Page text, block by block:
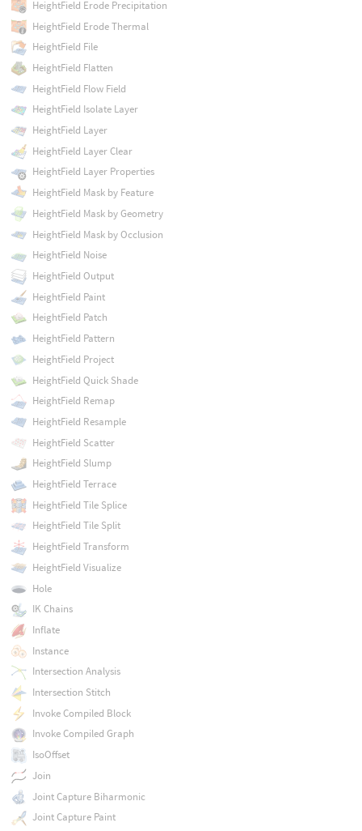
HeightField Erode Precipitation
HeightField Erode Thermal
HeightField File
HeightField Flatten
HeightField Flow Field
HeightField Isolate Layer
HeightField Layer
HeightField Layer Clear
HeightField Layer Properties
HeightField Mask by Feature
HeightField Mask by Geometry
HeightField Mask by Occlusion
HeightField Noise
HeightField Output
HeightField Paint
HeightField Patch
HeightField Pattern
HeightField Project
HeightField Quick Shade
HeightField Remap
HeightField Resample
HeightField Scatter
HeightField Slump
HeightField Terrace
HeightField Tile Splice
HeightField Tile Split
HeightField Transform
HeightField Visualize
Hole
IK Chains
Inflate
Instance
Intersection Analysis
Intersection Stitch
Invoke Compiled Block
Invoke Compiled Graph
IsoOffset
Join
Joint Capture Biharmonic
Joint Capture Paint